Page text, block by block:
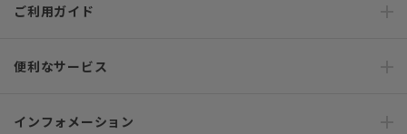
ご利用ガイド
便利なサービス
インフォメーション